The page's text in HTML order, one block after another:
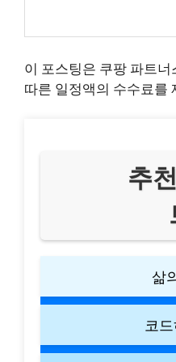
이 포스팅은 쿠팡 파트
따른 일정액의 수수료를
추
삶
코